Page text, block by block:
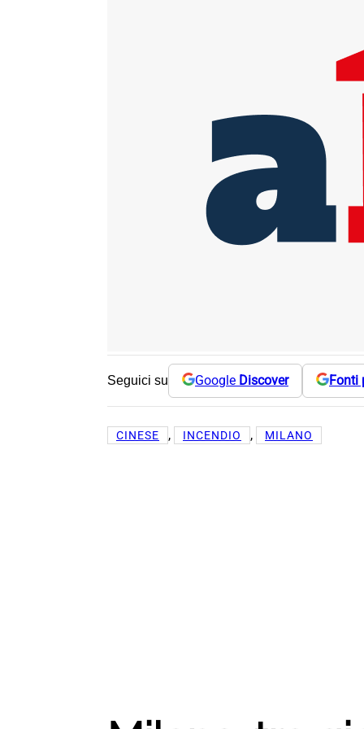
Seguici su Google Discover Fonti
CINESE , INCENDIO , MILANO